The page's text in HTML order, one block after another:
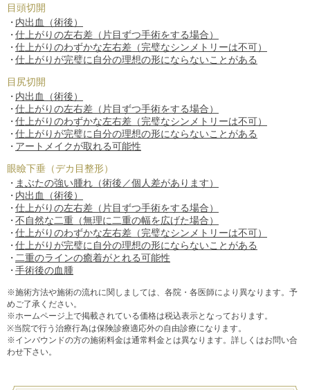
目頭切開
内出血（術後）
仕上がりの左右差（片目ずつ手術をする場合）
仕上がりのわずかな左右差（完璧なシンメトリーは不可）
仕上がりが完璧に自分の理想の形にならないことがある
目尻切開
内出血（術後）
仕上がりの左右差（片目ずつ手術をする場合）
仕上がりのわずかな左右差（完璧なシンメトリーは不可）
仕上がりが完璧に自分の理想の形にならないことがある
アートメイクが取れる可能性
眼瞼下垂（デカ目整形）
まぶたの強い腫れ（術後／個人差があります）
内出血（術後）
仕上がりの左右差（片目ずつ手術をする場合）
不自然な二重（無理に二重の幅を広げた場合）
仕上がりのわずかな左右差（完璧なシンメトリーは不可）
仕上がりが完璧に自分の理想の形にならないことがある
二重のラインの癒着がとれる可能性
手術後の血腫
※施術方法や施術の流れに関しましては、各院・各医師により異なります。予
めご了承ください。
※ホームページ上で掲載されている価格は税込表示となっております。
※当院で行う治療行為は保険診療適応外の自由診療になります。
※インバウンドの方の施術料金は通常料金とは異なります。詳しくはお問い合
わせ下さい。